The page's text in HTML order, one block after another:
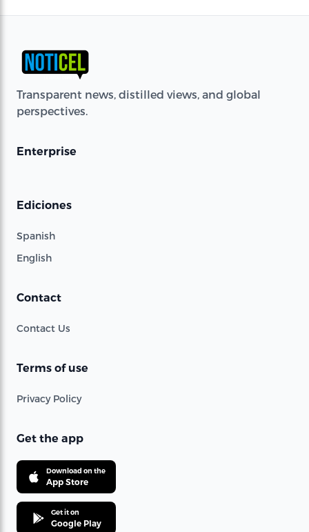
Transparent news, distilled views, and global
perspectives.
Enterprise
Ediciones
Spanish
English
Contact
Contact Us
Terms of use
Privacy Policy
Get the app
Download on the
App Store
Get it on
Google Play